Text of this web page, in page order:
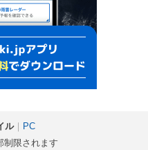
ル｜
PC
限されます